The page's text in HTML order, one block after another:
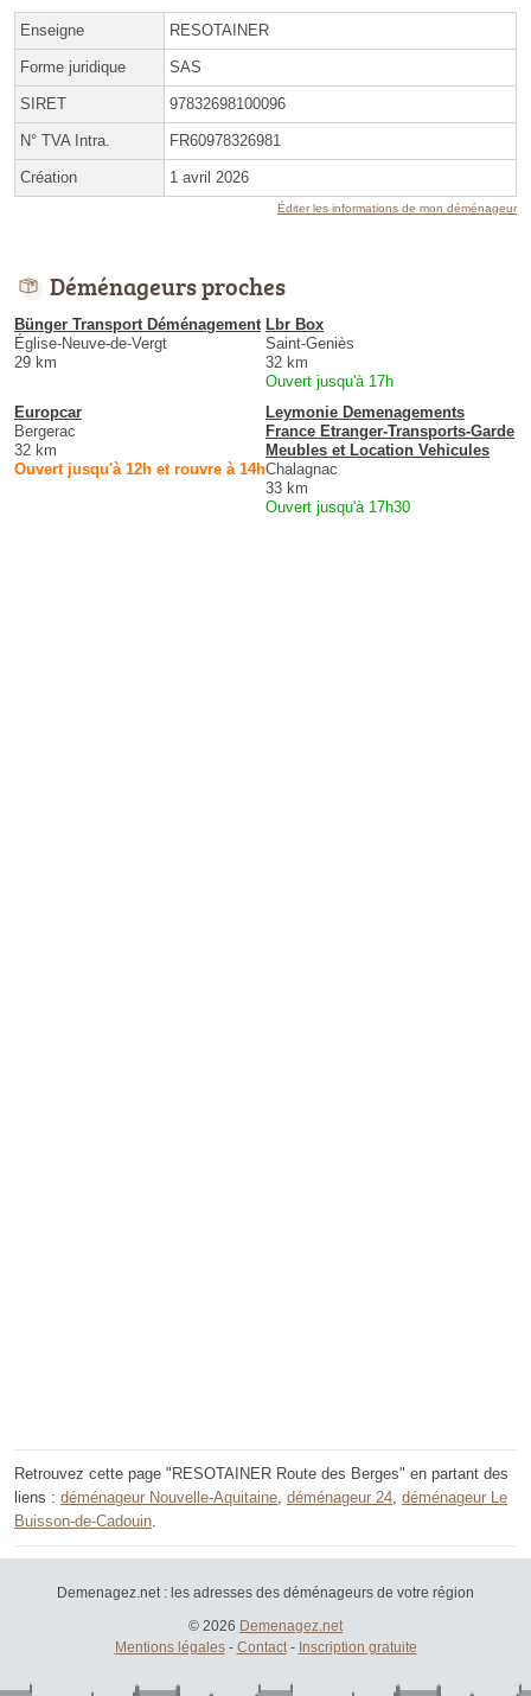
Enseigne RESOTAINER
Forme juridique SAS
SIRET 97832698100096
N° TVA Intra. FR60978326981
Création 1 avril 2026
Éditer les informations de mon déménageur
Déménageurs proches
Bünger Transport Déménagement
Église-Neuve-de-Vergt
29 km
Lbr Box
Saint-Geniès
32 km
Ouvert jusqu'à 17h
Europcar
Bergerac
32 km
Ouvert jusqu'à 12h et rouvre à 14h
Leymonie Demenagements
France Etranger-Transports-Garde
Meubles et Location Vehicules
Chalagnac
33 km
Ouvert jusqu'à 17h30
Retrouvez cette page "RESOTAINER Route des Berges" en partant des
liens : déménageur Nouvelle-Aquitaine déménageur 24 déménageur Le
Buisson-de-Cadouin
Demenagez.net : les adresses des déménageurs de votre région
© 2026 Demenagez.net
Mentions légales- Contact- Inscription gratuite